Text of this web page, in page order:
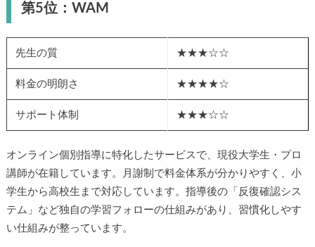
第5位：WAM
先生の質 ★★★☆☆
料金の明朗さ ★★★★☆
サポート体制 ★★★☆☆
オンライン個別指導に特化したサービスで、現役大学生・プロ
講師が在籍しています。月謝制で料金体系が分かりやすく、小
学生から高校生まで対応しています。指導後の「反復確認シス
テム」など独自の学習フォローの仕組みがあり、習慣化しやす
い仕組みが整っています。